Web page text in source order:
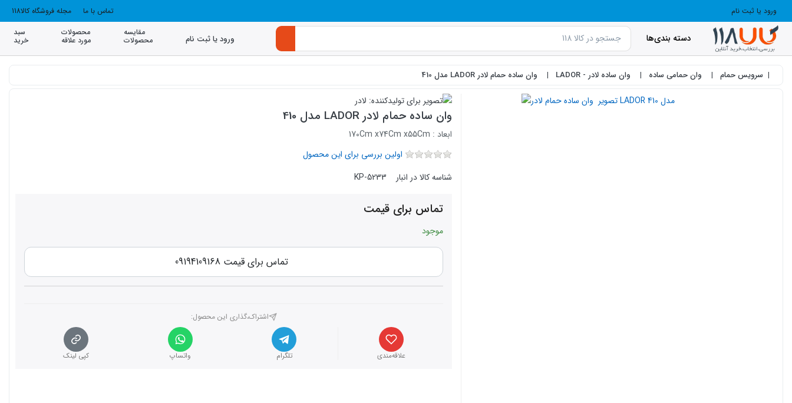
ورود یا ثبت نام تماس با ما مجله فروشگاه کالا118
دسته بندی‌ها ورود یا ثبت نام
مقایسه
محصولات
محصولات
مورد علاقه
سبد
خرید
سرویس حمام وان حمامی ساده وان ساده لادر - LADOR وان ساده حمام لادر LADOR مدل 410
وان ساده حمام لادر LADOR مدل 410
ابعاد : 170Cm x74Cm x55Cm
اولین بررسی برای این محصول
شناسه کالا در انبار
KP-5233
تماس برای قیمت
موجود
تماس برای قیمت 09194109168
اشتراک،گذاری این محصول‌:
علاقه‌مندی تلگرام واتساپ کپی لینک